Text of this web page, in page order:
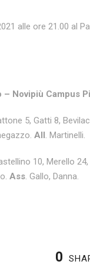
alle ore 21.00 al
Novipiù Campus
5, Gatti 8,
All . Martinelli.
10, Merello
Ass. Gallo, Danna.
0